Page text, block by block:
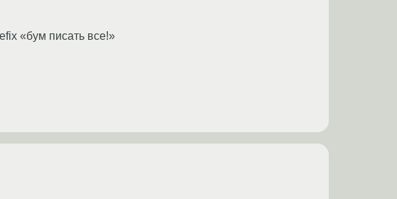
«бум писать все!»